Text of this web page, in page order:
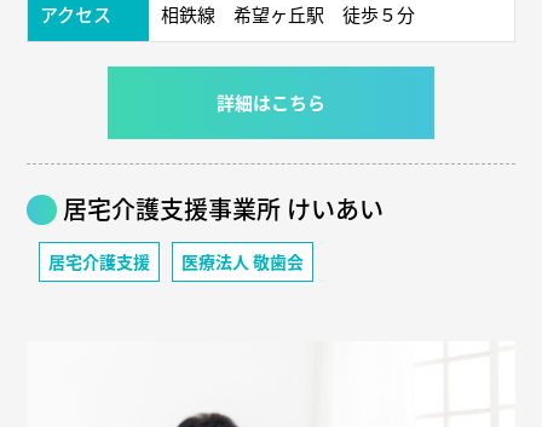
アクセス 相鉄線 希望ヶ丘駅 徒歩５分
詳細はこちら
居宅介護支援事業所 けいあい
居宅介護支援 医療法人 敬歯会